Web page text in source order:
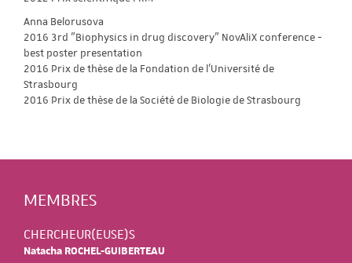
Anna Belorusova
2016 3rd "Biophysics in drug discovery" NovAliX conference -
best poster presentation
2016 Prix de thèse de la Fondation de l'Université de
Strasbourg
2016 Prix de thèse de la Société de Biologie de Strasbourg
MEMBRES
CHERCHEUR(EUSE)S
Natacha ROCHEL-GUIBERTEAU